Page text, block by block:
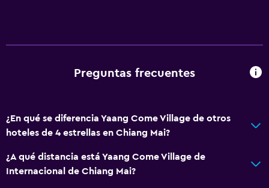
Preguntas frecuentes
¿En qué se diferencia Yaang Come Village de otros
hoteles de 4 estrellas en Chiang Mai?
¿A qué distancia está Yaang Come Village de
Internacional de Chiang Mai?